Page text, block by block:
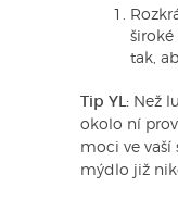
tak,
Tip YL: Než
okolo ní
moci ve vaší
mýdlo již